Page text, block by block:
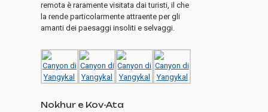
remota è raramente visitata dai turisti, il che
la rende particolarmente attraente per gli
amanti dei paesaggi insoliti e selvaggi.
Nokhur e Kov-Ata